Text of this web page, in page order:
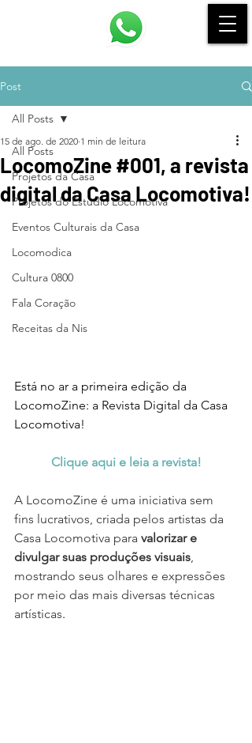
Post
All Posts
Projetos da Casa
Projetos do Estúdio Locomotiva
Eventos Culturais da Casa
Locomodica
Cultura 0800
Fala Coração
Receitas da Nis
All Posts
LocomoZine #001, a revista
digital da Casa Locomotiva!
15 de ago. de 2020 1 min de leitura
Está no ar a primeira edição da
LocomoZine: a Revista Digital da Casa
Locomotiva!
Clique aqui e leia a revista!
A LocomoZine é uma iniciativa sem
fins lucrativos, criada pelos artistas da
Casa Locomotiva para valorizar e
divulgar suas produções visuais
mostrando seus olhares e expressões
por meio das mais diversas técnicas
artísticas.